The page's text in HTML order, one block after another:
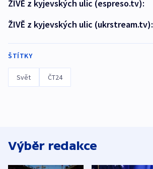
ŽIVĚ z kyjevských ulic (espreso.tv):
ŽIVĚ z kyjevských ulic (ukrstream.tv):
ŠTÍTKY
Svět ČT24
Výběr redakce